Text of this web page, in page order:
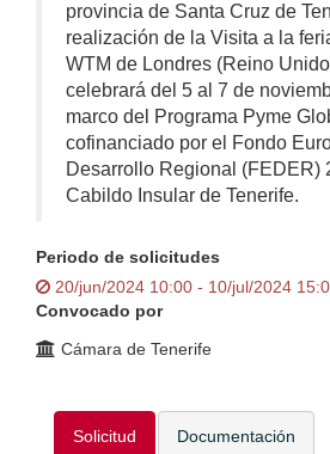
provincia de Santa Cruz de
realización de la Visita a la
WTM de Londres (Reino
celebrará del 5 al 7 de
marco del Programa Pyme
cofinanciado por el Fondo
Desarrollo Regional (FEDER)
Cabildo Insular de Tenerife.
Periodo de solicitudes
20/jun/2024 10:00 - 10/jul/2024
Convocado por
Cámara de Tenerife
Solicitud Documentación